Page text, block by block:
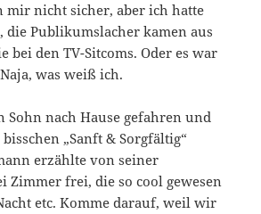
mir nicht sicher, aber ich hatte
die Publikumslacher kamen aus
bei den TV-Sitcoms. Oder es war
was weiß ich.
Sohn nach Hause gefahren und
„Sanft & Sorgfältig“
erzählte von seiner
Zimmer frei, die so cool gewesen
etc. Komme darauf, weil wir